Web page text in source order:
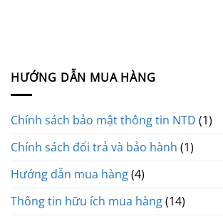
HƯỚNG DẪN MUA HÀNG
Chính sách bảo mật thông tin NTD (1)
Chính sách đổi trả và bảo hành (1)
Hướng dẫn mua hàng(4)
Thông tin hữu ích mua hàng(14)